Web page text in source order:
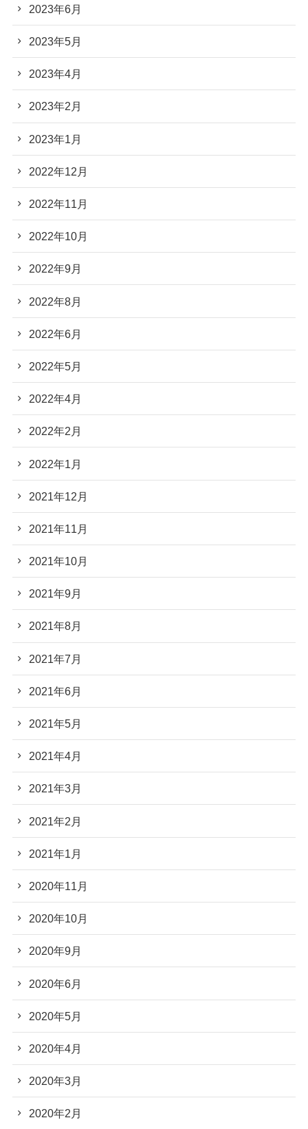
2023年6月
2023年5月
2023年4月
2023年2月
2023年1月
2022年12月
2022年11月
2022年10月
2022年9月
2022年8月
2022年6月
2022年5月
2022年4月
2022年2月
2022年1月
2021年12月
2021年11月
2021年10月
2021年9月
2021年8月
2021年7月
2021年6月
2021年5月
2021年4月
2021年3月
2021年2月
2021年1月
2020年11月
2020年10月
2020年9月
2020年6月
2020年5月
2020年4月
2020年3月
2020年2月